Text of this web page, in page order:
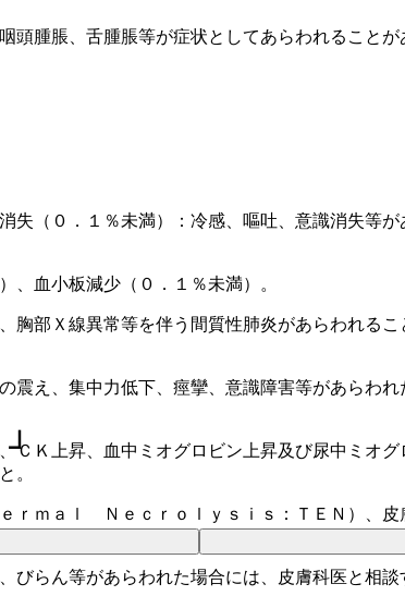
腫脹、舌腫脹等が症状としてあらわれること
（０．１％未満）：冷感、嘔吐、意識消失等
血小板減少（０．１％未満）。
部Ｘ線異常等を伴う間質性肺炎があらわれる
え、集中力低下、痙攣、意識障害等があらわ
Ｋ上昇、血中ミオグロビン上昇及び尿中ミオ
。
ｍａｌ Ｎｅｃｒｏｌｙｓｉｓ：ＴＥＮ）、皮
らん等があらわれた場合には、皮膚科医と相談